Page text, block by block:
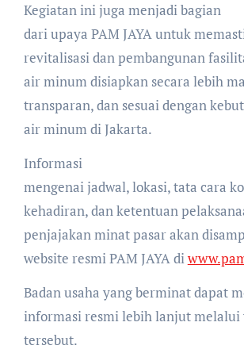
Kegiatan ini juga menjadi bagian
dari upaya PAM JAYA untuk
revitalisasi dan pembangunan
air minum disiapkan secara lebih
transparan, dan sesuai dengan
air minum di Jakarta.
Informasi
mengenai jadwal, lokasi, tata cara
kehadiran, dan ketentuan
penjajakan minat pasar akan
website resmi PAM JAYA di
Badan usaha yang berminat dapat
informasi resmi lebih lanjut melalui
tersebut.